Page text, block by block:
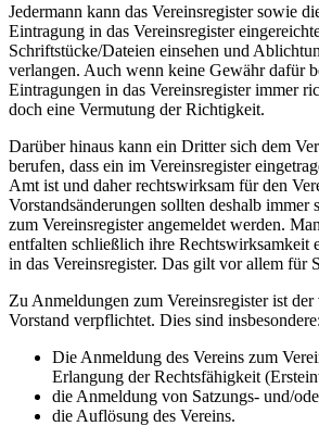
Jedermann kann das Vereinsregister sowie
Eintragung in das Vereinsregister
Schriftstücke/Dateien einsehen und
verlangen. Auch wenn keine Gewähr dafür
Eintragungen in das Vereinsregister immer
doch eine Vermutung der Richtigkeit.
Darüber hinaus kann ein Dritter sich dem
berufen, dass ein im Vereinsregister
Amt ist und daher rechtswirksam für den
Vorstandsänderungen sollten deshalb immer
zum Vereinsregister angemeldet werden.
entfalten schließlich ihre Rechtswirksamkeit
in das Vereinsregister. Das gilt vor allem für
Zu Anmeldungen zum Vereinsregister ist der
Vorstand verpflichtet. Dies sind insbesondere:
Die Anmeldung des Vereins zum
Erlangung der Rechtsfähigkeit
die Anmeldung von Satzungs- und/
die Auflösung des Vereins.